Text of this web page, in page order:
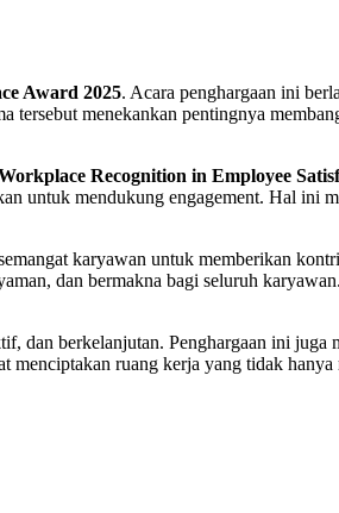
Award 2025. Acara penghargaan ini
tersebut menekankan pentingnya
Recognition in Employee
untuk mendukung engagement. Hal ini
karyawan untuk memberikan
dan bermakna bagi seluruh
dan berkelanjutan. Penghargaan ini juga
menciptakan ruang kerja yang tidak